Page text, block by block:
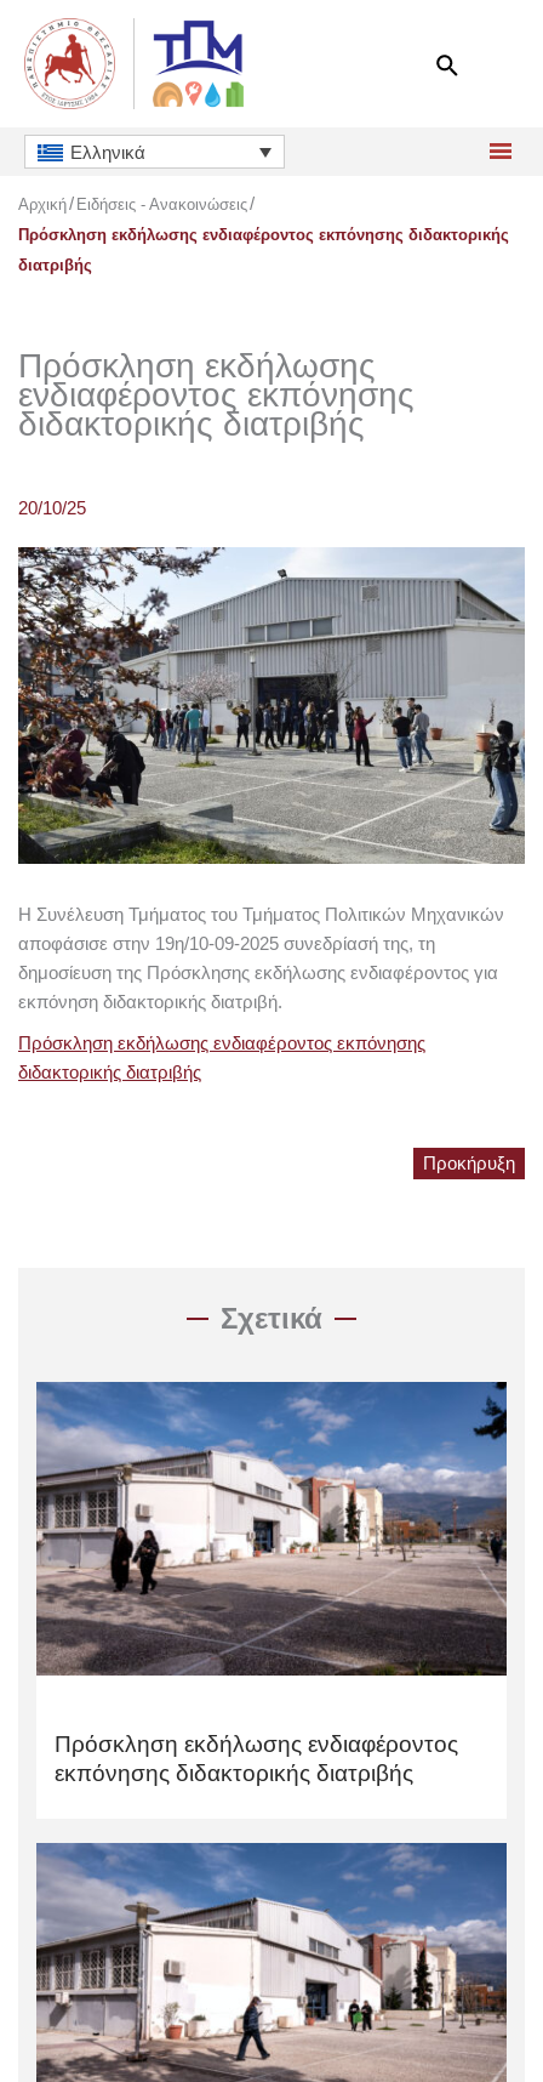
περιεχόμενο
Ελληνικά
Αρχική Ειδήσεις - Ανακοινώσεις
Πρόσκληση εκδήλωσης ενδιαφέροντος εκπόνησης διδακτορικής
διατριβής
Πρόσκληση εκδήλωσης
ενδιαφέροντος εκπόνησης
διδακτορικής διατριβής
20/10/25
Η Συνέλευση Τμήματος του Τμήματος Πολιτικών Μηχανικών
αποφάσισε στην 19η/10-09-2025 συνεδρίασή της, τη
δημοσίευση της Πρόσκλησης εκδήλωσης ενδιαφέροντος για
εκπόνηση διδακτορικής διατριβή.
Πρόσκληση εκδήλωσης ενδιαφέροντος εκπόνησης
διδακτορικής διατριβής
Προκήρυξη
Σχετικά
Πρόσκληση εκδήλωσης ενδιαφέροντος
εκπόνησης διδακτορικής διατριβής